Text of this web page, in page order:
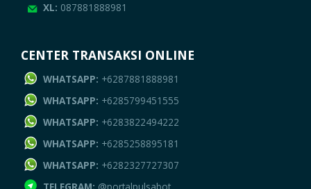
XL: 087881888981
CENTER TRANSAKSI ONLINE
WHATSAPP: +6287881888981
WHATSAPP: +6285799451555
WHATSAPP: +6283822494222
WHATSAPP: +6285258895181
WHATSAPP: +6282327727307